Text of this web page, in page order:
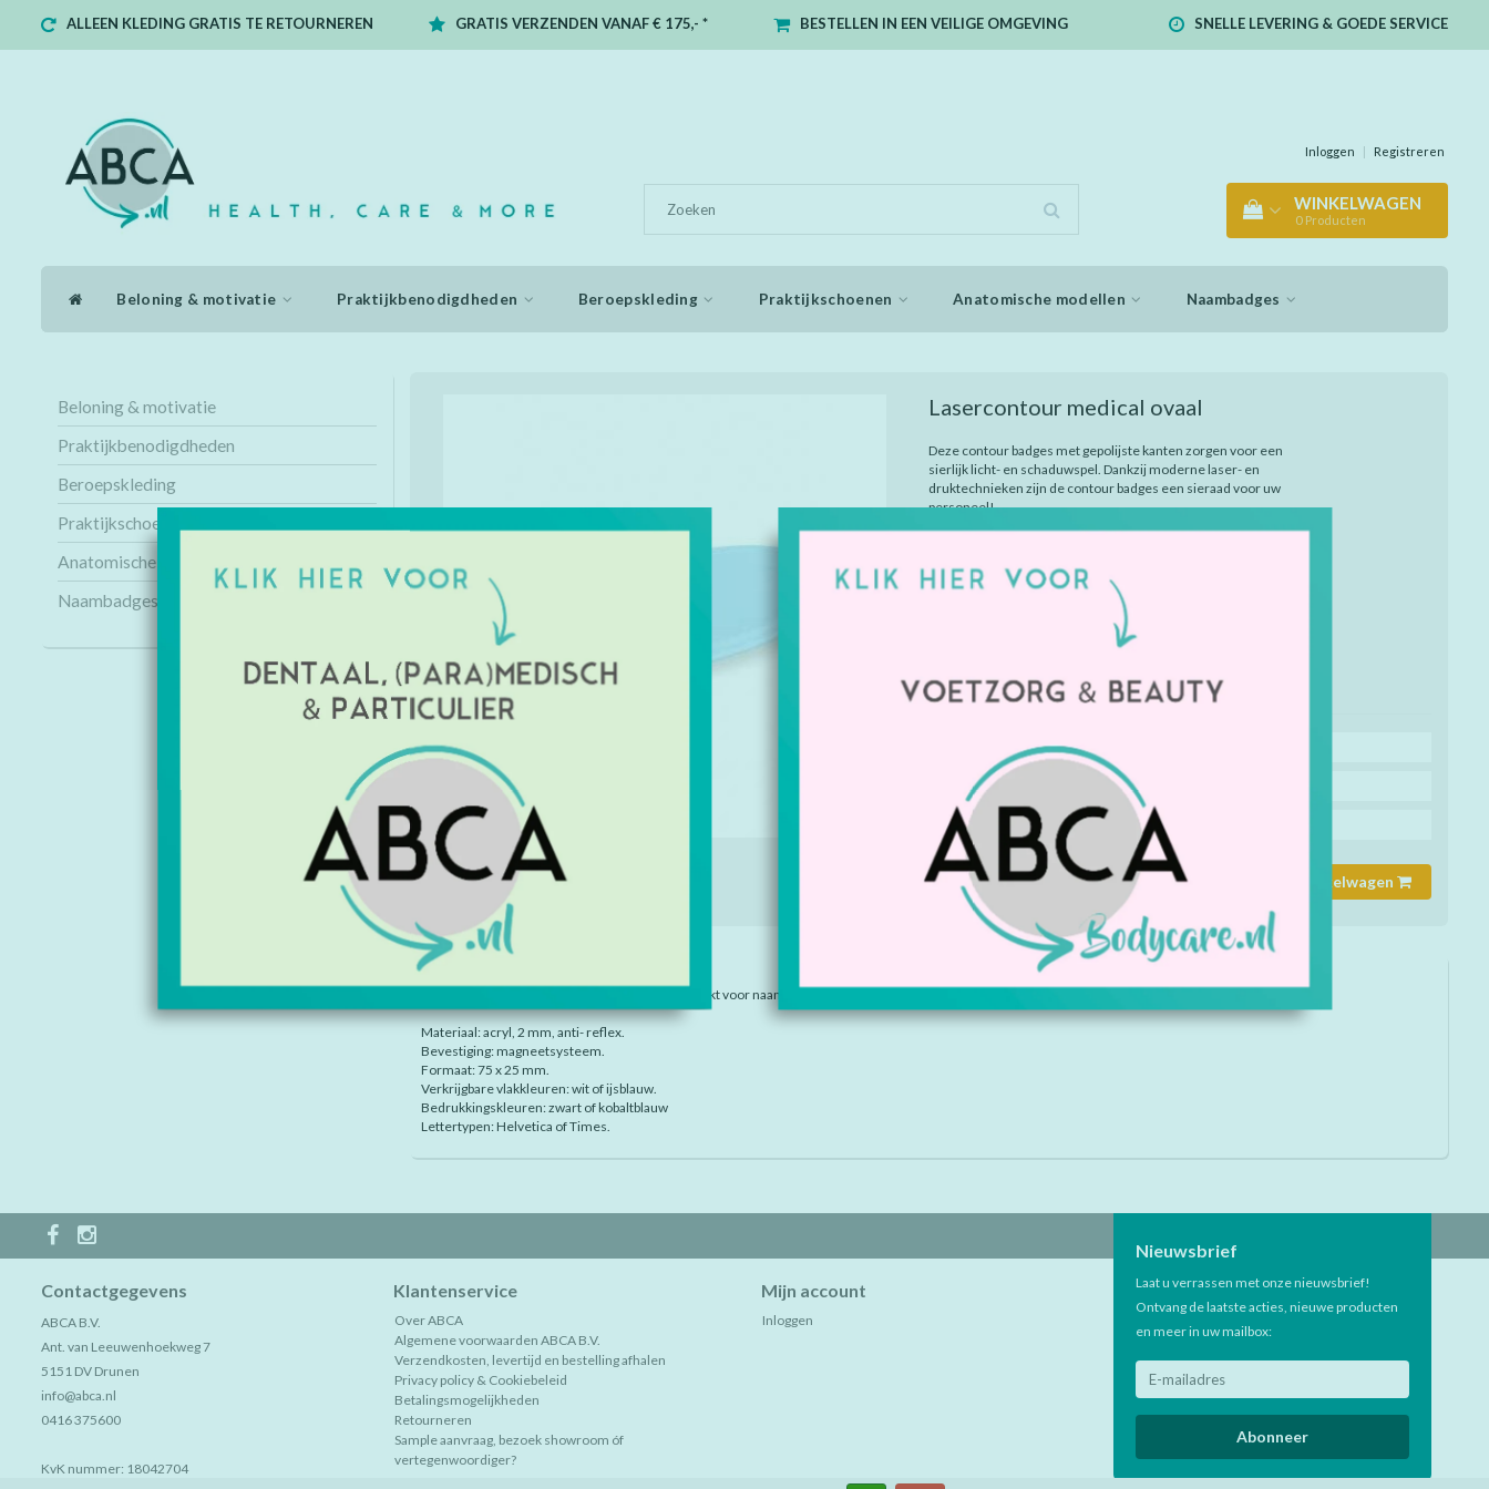
ALLEEN KLEDING GRATIS TE RETOURNEREN GRATIS VERZENDEN VANAF € 175,- * BESTELLEN IN EEN VEILIGE OMGEVING SNELLE LEVERING & GOEDE SERVICE
Inloggen | Registreren
WINKELWAGEN
0 Producten
Beloning & motivatie Praktijkbenodigdheden Beroepskleding Praktijkschoenen Anatomische modellen Naambadges
Beloning & motivatie
Praktijkbenodigdheden
Beroepskleding
Praktijkschoenen
Anatomische modellen
Naambadges
Lasercontour medical ovaal
Deze contour badges met gepolijste kanten zorgen voor een
sierlijk licht- en schaduwspel. Dankzij moderne laser- en
druktechnieken zijn de contour badges een sieraad voor uw
personeel!
Geeft u de juiste maat / soort of kleur aan?
Koop 5 voor €13,95 per stuk en bespaar 41%
Koop 10 voor €13,45 per stuk en bespaar 43%
Koop 20 voor €12,45 per stuk en bespaar 47%
€23,50
Excl. btw
Toevoegen aan winkelwagen
INFORMATIE
Model lasercontour medical is uitsluitend geschikt voor naamsopdruk, geen logo's mogelijk.
Materiaal: acryl, 2 mm, anti- reflex.
Bevestiging: magneetsysteem.
Formaat: 75 x 25 mm.
Verkrijgbare vlakkleuren: wit of ijsblauw.
Bedrukkingskleuren: zwart of kobaltblauw
Lettertypen: Helvetica of Times.
Contactgegevens
ABCA B.V.
Ant. van Leeuwenhoekweg 7
5151 DV Drunen
info@abca.nl
0416 375600
KvK nummer: 18042704
Klantenservice
Over ABCA
Algemene voorwaarden ABCA B.V.
Verzendkosten, levertijd en bestelling afhalen
Privacy policy & Cookiebeleid
Betalingsmogelijkheden
Retourneren
Sample aanvraag, bezoek showroom óf
vertegenwoordiger?
Mijn account
Inloggen
Nieuwsbrief
Laat u verrassen met onze nieuwsbrief!
Ontvang de laatste acties, nieuwe producten
en meer in uw mailbox:
Abonneer